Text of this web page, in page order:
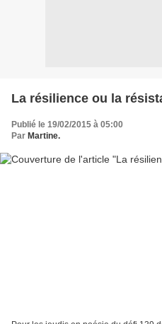
La résilience ou la
Publié le 19/02/2015 à 05:00
Par Martine.